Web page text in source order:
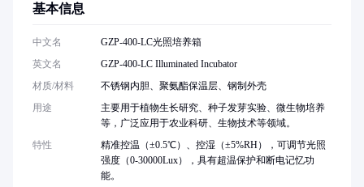
基本信息
中文名
GZP-400-LC光照培养箱
英文名
GZP-400-LC Illuminated Incubator
材质/材料
不锈钢内胆、聚氨酯保温层、钢制外壳
用途
主要用于植物生长研究、种子发芽实验、微生物培养
等，广泛应用于农业科研、生物技术等领域。
特性
精准控温（±0.5℃）、控湿（±5%RH），可调节光照
强度（0-30000Lux），具有超温保护和断电记忆功
能。